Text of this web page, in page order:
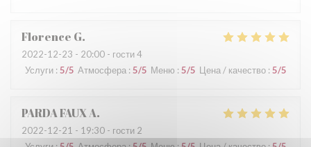
Florence G
2022-12-23 - 20:00 - гости 4
Услуги : 5/5 Атмосфера : 5/5 Меню : 5/5 Цена / качество :5/5
PARDA FAUXA
2022-12-21 - 19:30 - гости 2